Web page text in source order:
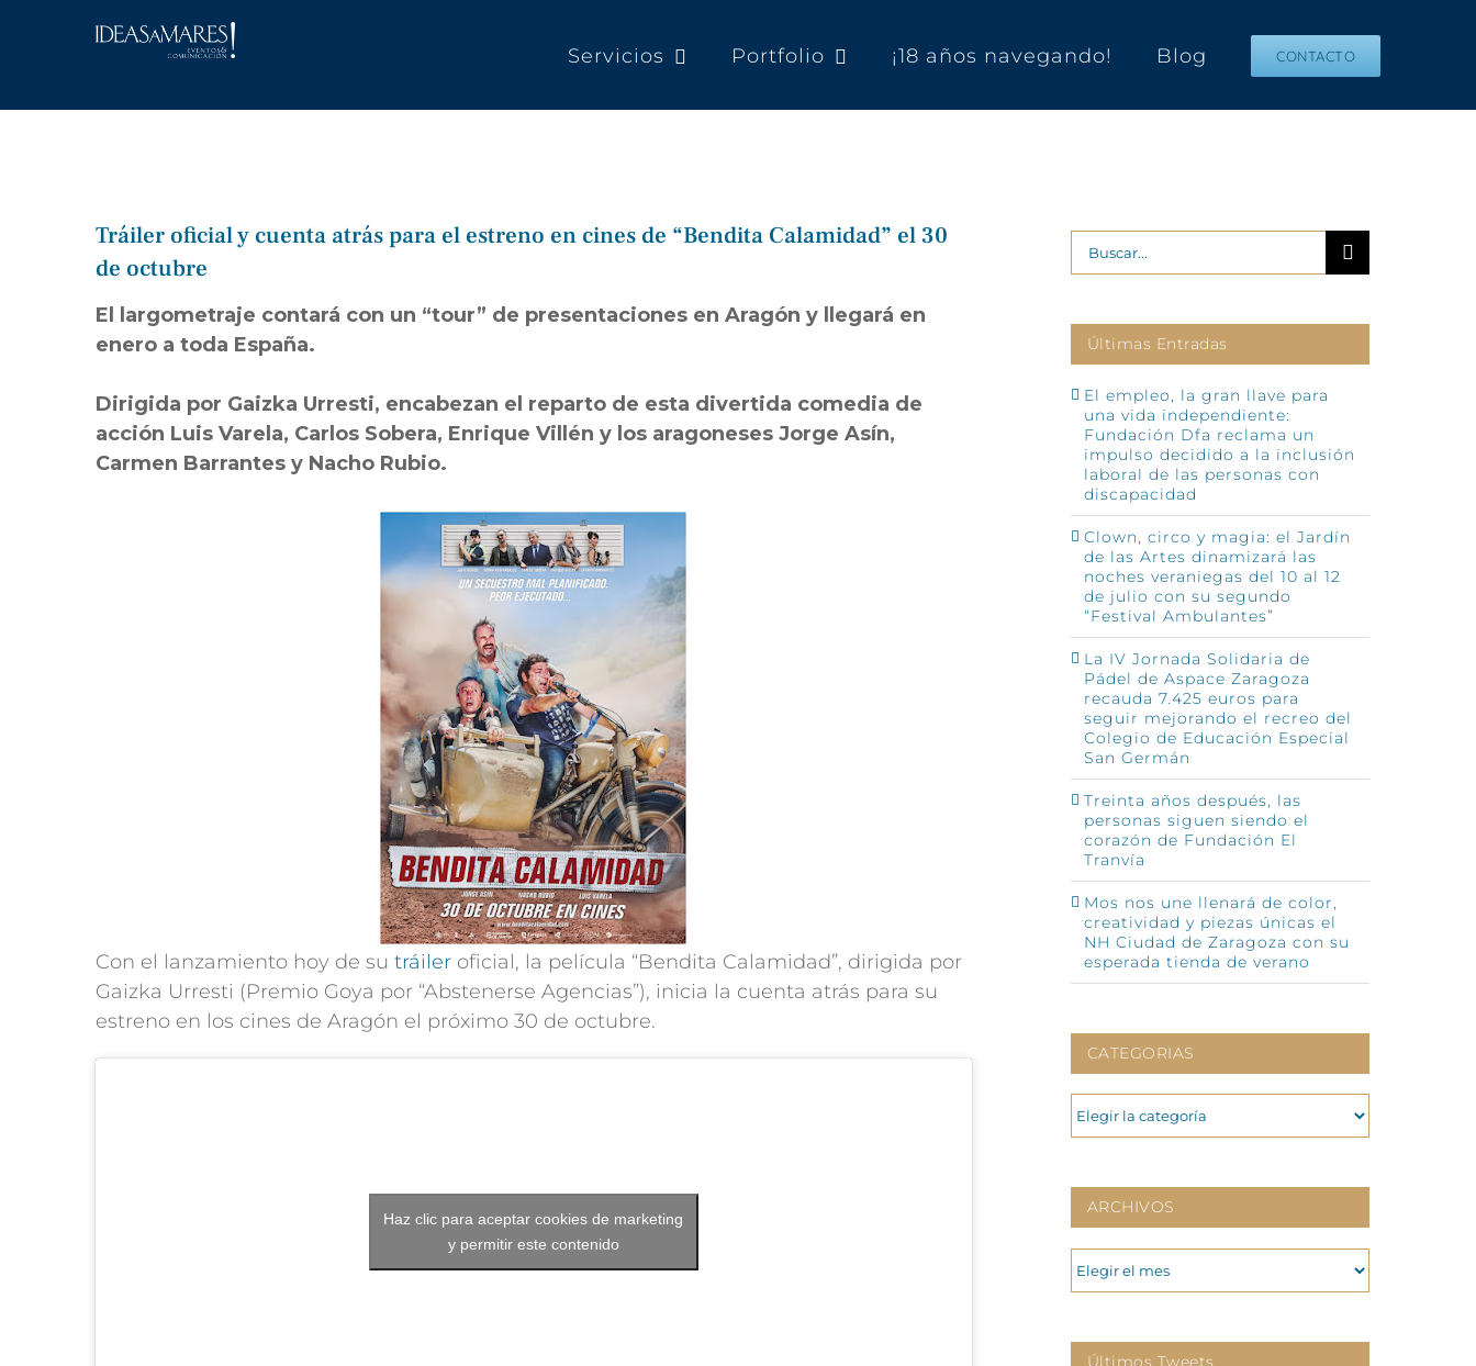
Servicios Portfolio ¡18 años navegando! Blog CONTACTO
Tráiler oficial y cuenta atrás para el estreno en cines de “Bendita Calamidad” el 30
de octubre
El largometraje contará con un “tour” de presentaciones en Aragón y llegará en
enero a toda España.
Dirigida por Gaizka Urresti, encabezan el reparto de esta divertida comedia de
acción Luis Varela, Carlos Sobera, Enrique Villén y los aragoneses Jorge Asín,
Carmen Barrantes y Nacho Rubio.
Con el lanzamiento hoy de su tráiler oficial, la película “Bendita Calamidad”, dirigida por
Gaizka Urresti (Premio Goya por “Abstenerse Agencias”), inicia la cuenta atrás para su
estreno en los cines de Aragón el próximo 30 de octubre.
Haz clic para aceptar cookies de marketing
y permitir este contenido
Buscar:
Últimas Entradas
El empleo, la gran llave para
una vida independiente:
Fundación Dfa reclama un
impulso decidido a la inclusión
laboral de las personas con
discapacidad
Clown, circo y magia: el Jardín
de las Artes dinamizará las
noches veraniegas del 10 al 12
de julio con su segundo
“Festival Ambulantes”
La IV Jornada Solidaria de
Pádel de Aspace Zaragoza
recauda 7.425 euros para
seguir mejorando el recreo del
Colegio de Educación Especial
San Germán
Treinta años después, las
personas siguen siendo el
corazón de Fundación El
Tranvía
Mos nos une llenará de color,
creatividad y piezas únicas el
NH Ciudad de Zaragoza con su
esperada tienda de verano
CATEGORIAS
CATEGORIAS
ARCHIVOS
ARCHIVOS
Últimos Tweets